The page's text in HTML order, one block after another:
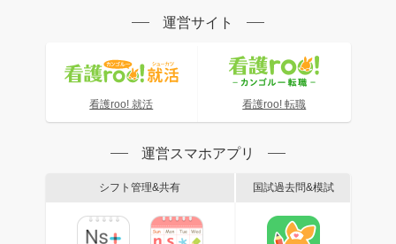
運営サイト
看護roo! 就活 看護roo! 転職
運営スマホアプリ
シフト管理&共有 国試過去問&模試